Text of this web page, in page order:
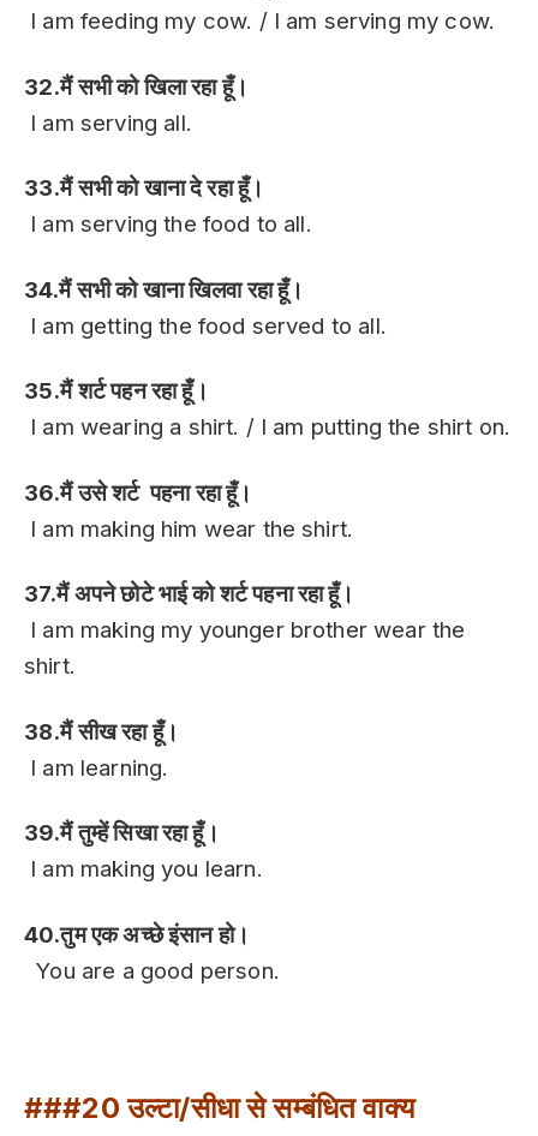
I am feeding my cow. / I am serving my cow.
32.मैं सभी को खिला रहा हूँ।
I am serving all.
33.मैं सभी को खाना दे रहा हूँ।
I am serving the food to all.
34.मैं सभी को खाना खिलवा रहा हूँ।
I am getting the food served to all.
35.मैं शर्ट पहन रहा हूँ।
I am wearing a shirt. / I am putting the shirt on.
36.मैं उसे शर्ट पहना रहा हूँ।
I am making him wear the shirt.
37.मैं अपने छोटे भाई को शर्ट पहना रहा हूँ।
I am making my younger brother wear the
shirt.
38.मैं सीख रहा हूँ।
I am learning.
39.मैं तुम्हें सिखा रहा हूँ।
I am making you learn.
40.तुम एक अच्छे इंसान हो।
You are a good person.
###20 उल्टा/सीधा से सम्बंधित वाक्य